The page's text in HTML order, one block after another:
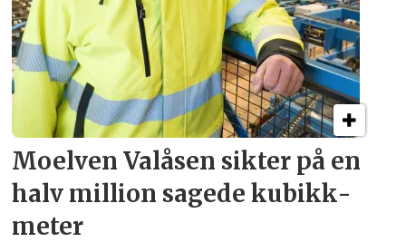
Moelven Valåsen sikter på en
halv million sagede kubikk­
meter